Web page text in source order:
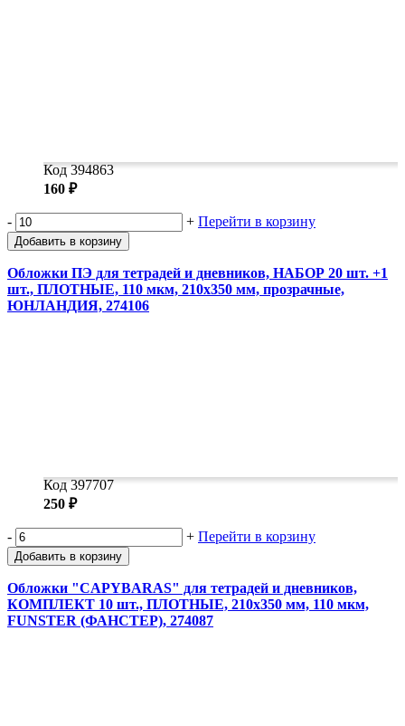
Код 394863
160 ₽
- + Перейти в корзину
Добавить в корзину
Обложки ПЭ для тетрадей и дневников, НАБОР 20 шт. +1
шт., ПЛОТНЫЕ, 110 мкм, 210х350 мм, прозрачные,
ЮНЛАНДИЯ, 274106
Код 397707
250 ₽
- + Перейти в корзину
Добавить в корзину
Обложки "CAPYBARAS" для тетрадей и дневников,
КОМПЛЕКТ 10 шт., ПЛОТНЫЕ, 210х350 мм, 110 мкм,
FUNSTER (ФАНСТЕР), 274087